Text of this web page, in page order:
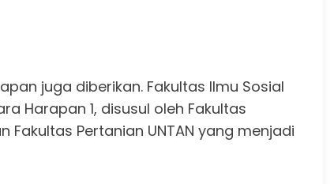
juga diberikan. Fakultas Ilmu Sosial
Harapan 1, disusul oleh Fakultas
Fakultas Pertanian UNTAN yang menjadi